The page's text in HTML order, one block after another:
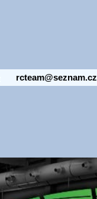
rcteam@seznam.cz